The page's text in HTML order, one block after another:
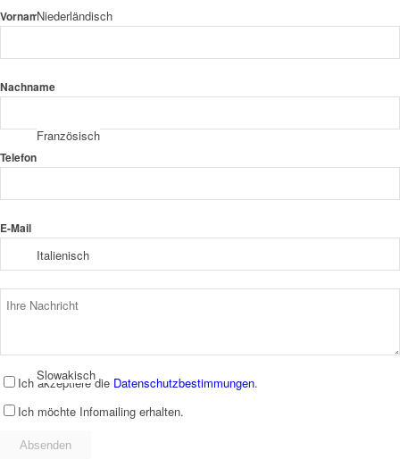
Niederländisch
Französisch
Italienisch
Slowakisch
Vorname
Nachname
Telefon
E-Mail
Ich akzeptiere die Datenschutzbestimmungen.
Ich möchte Infomailing erhalten.